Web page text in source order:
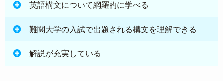
英語構文について網羅的に学べる
難関大学の入試で出題される構文を理解できる
解説が充実している